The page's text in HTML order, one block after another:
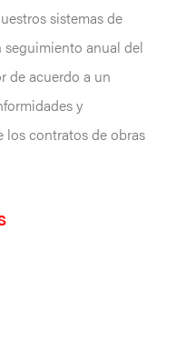
sistemas de
seguimiento anual del
de acuerdo a un
y
contratos de obras